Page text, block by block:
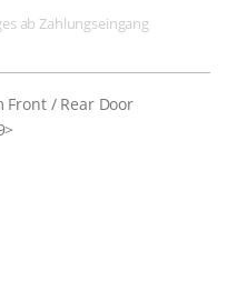
ab Zahlungseingang
/ Rear Door